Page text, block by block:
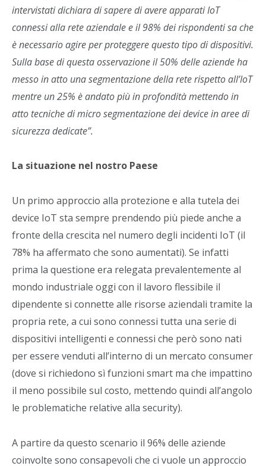
intervistati dichiara di sapere di avere apparati IoT
connessi alla rete aziendale e il 98% dei rispondenti sa che
è necessario agire per proteggere questo tipo di dispositivi.
Sulla base di questa osservazione il 50% delle aziende ha
messo in atto una segmentazione della rete rispetto all’IoT
mentre un 25% è andato più in profondità mettendo in
atto tecniche di micro segmentazione dei device in aree di
sicurezza dedicate”.
La situazione nel nostro Paese
Un primo approccio alla protezione e alla tutela dei
device IoT sta sempre prendendo più piede anche a
fronte della crescita nel numero degli incidenti IoT (il
78% ha affermato che sono aumentati). Se infatti
prima la questione era relegata prevalentemente al
mondo industriale oggi con il lavoro flessibile il
dipendente si connette alle risorse aziendali tramite la
propria rete, a cui sono connessi tutta una serie di
dispositivi intelligenti e connessi che però sono nati
per essere venduti all’interno di un mercato consumer
(dove si richiedono sì funzioni smart ma che impattino
il meno possibile sul costo, mettendo quindi all’angolo
le problematiche relative alla security).
A partire da questo scenario il 96% delle aziende
coinvolte sono consapevoli che ci vuole un approccio